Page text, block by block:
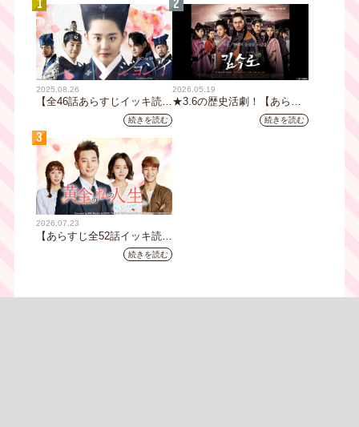
1
2025.08.26
【全46話あらすじイッキ読
み】韓国ドラマ『火の女神
ジョンイ』｜テレビ大阪 9
月11日（木）朝8時放送スタ
ート
続きを読む
2
2026.05.19
★3.6の歴史活劇！【あらす
じ全32話イッキ読み】韓国ド
ラマ『鉄の王 キム・スロ』
続きを読む
3
2026.07.23
【あらすじ全52話イッキ読
み】韓国ドラマ『黄金の私の
人生』｜テレビ大阪 月曜～
続きを読む